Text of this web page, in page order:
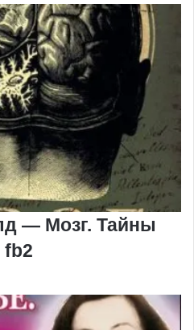
— Мозг. Тайны
fb2